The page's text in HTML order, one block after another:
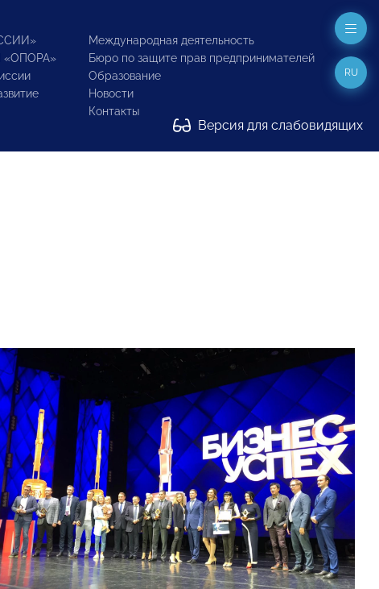
«ОПОРА»
Международная деятельность
Бюро по защите прав предпринимателей
Образование
Новости
Контакты
Версия для слабовидящих
RU